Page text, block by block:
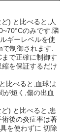
) と比べると,人
のみです.隣
ギーレベルを使
制御されます.
で正確に制御す
を保証するだけ
比べると,血球は
が短く,傷の出血
) と比べると,患
後の炎症率は著
を使わずに 切除